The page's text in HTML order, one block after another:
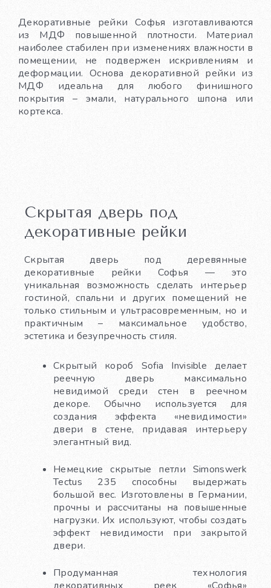
Декоративные рейки Софья изготавливаются
из МДФ повышенной плотности. Материал
наиболее стабилен при изменениях влажности в
помещении, не подвержен искривлениям и
деформации. Основа декоративной рейки из
МДФ идеальна для любого финишного
покрытия – эмали, натурального шпона или
кортекса.
Скрытая дверь под
декоративные рейки
Скрытая дверь под деревянные
декоративные рейки Софья — это
уникальная возможность сделать интерьер
гостиной, спальни и других помещений не
только стильным и ультрасовременным, но и
практичным – максимальное удобство,
эстетика и безупречность стиля.
Скрытый короб Sofia Invisible делает
реечную дверь максимально
невидимой среди стен в реечном
декоре. Обычно используется для
создания эффекта «невидимости»
двери в стене, придавая интерьеру
элегантный вид.
Немецкие скрытые петли Simonswerk
Tectus 235 способны выдержать
большой вес. Изготовлены в Германии,
прочны и рассчитаны на повышенные
нагрузки. Их используют, чтобы создать
эффект невидимости при закрытой
двери.
Продуманная технология